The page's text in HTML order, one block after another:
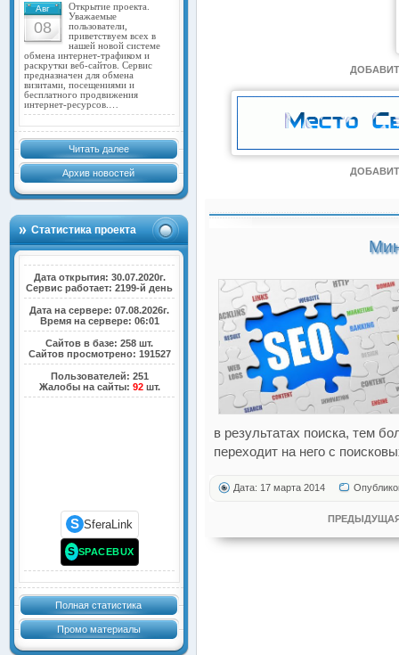
Авг
08
Открытие проекта.
Уважаемые
пользователи,
приветствуем всех в
нашей новой системе
обмена интернет-трафиком и
раскрутки веб-сайтов. Сервис
предназначен для обмена
визитами, посещениями и
бесплатного продвижения
интернет-ресурсов.…
Читать далее
Архив новостей
Статистика проекта
Дата открытия: 30.07.2020г.
Сервис работает: 2199-й день
Дата на сервере: 07.08.2026г.
Время на сервере: 06:01
Сайтов в базе: 258 шт.
Сайтов просмотрено: 191527
Пользователей: 251
Жалобы на сайты: 92шт.
S SferaLink
S SPACEBUX
Полная статистика
Промо материалы
в результатах поиска, тем
переходит на него с
Дата: 17 марта 2014